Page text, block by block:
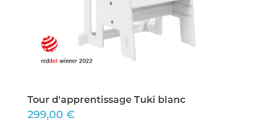
Tour d'apprentissage Tuki blanc
299,00 €